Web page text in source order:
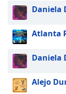
modal
window.
Beginning
dialog
window.
Escape
Daniela
Atlanta
Daniela
Alejo